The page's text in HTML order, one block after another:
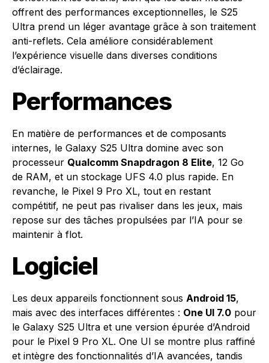
offrent des performances exceptionnelles, le S25
Ultra prend un léger avantage grâce à son traitement
anti-reflets. Cela améliore considérablement
l’expérience visuelle dans diverses conditions
d’éclairage.
Performances
En matière de performances et de composants
internes, le Galaxy S25 Ultra domine avec son
processeur Qualcomm Snapdragon 8 Elite, 12 Go
de RAM, et un stockage UFS 4.0 plus rapide. En
revanche, le Pixel 9 Pro XL, tout en restant
compétitif, ne peut pas rivaliser dans les jeux, mais
repose sur des tâches propulsées par l’IA pour se
maintenir à flot.
Logiciel
Les deux appareils fonctionnent sous Android 15,
mais avec des interfaces différentes : One UI 7.0 pour
le Galaxy S25 Ultra et une version épurée d’Android
pour le Pixel 9 Pro XL. One UI se montre plus raffiné
et intègre des fonctionnalités d’IA avancées, tandis